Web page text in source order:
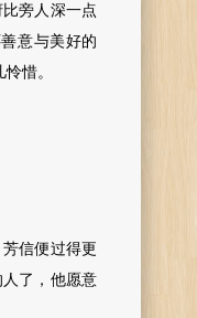
旁人深一点
意与美好的
惜。
信便过得更
了，他愿意